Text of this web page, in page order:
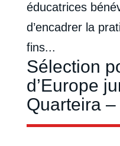
éducatrices
d’encadrer la
fins...
Sélection
d’Europe
Quarteira